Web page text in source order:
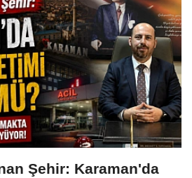
Şehir: Karaman'da